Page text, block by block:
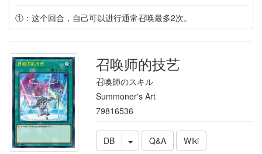
①：这个回合，自己可以进行通常召唤最多2次。
召唤师的技艺
召喚師のスキル
Summoner's Art
79816536
DB Q&A
Wiki